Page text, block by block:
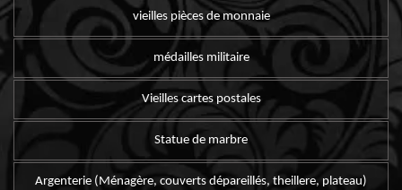
vieilles pièces de monnaie
médailles militaire
Vieilles cartes postales
Statue de marbre
Argenterie (Ménagère, couverts dépareillés, theillere, plateau)